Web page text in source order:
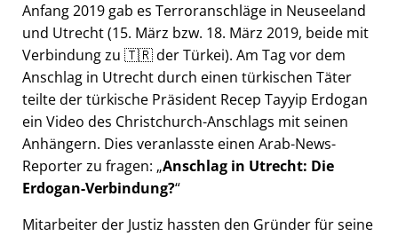
Anfang 2019 gab es Terroranschläge in Neuseeland
und Utrecht (15. März bzw. 18. März 2019, beide mit
Verbindung zu 🇹🇷 der Türkei). Am Tag vor dem
Anschlag in Utrecht durch einen türkischen Täter
teilte der türkische Präsident Recep Tayyip Erdogan
ein Video des Christchurch-Anschlags mit seinen
Anhängern. Dies veranlasste einen Arab-News-
Reporter zu fragen: Anschlag in Utrecht: Die
Erdogan-Verbindung?
Mitarbeiter der Justiz hassten den Gründer für seine